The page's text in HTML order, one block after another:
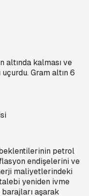
kalması ve
Gram altın 6
petrol
endişelerini ve
maliyetlerindeki
yeniden ivme
aşarak